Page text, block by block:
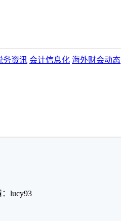
务资讯 会计信息化 海外财会动态
lucy93